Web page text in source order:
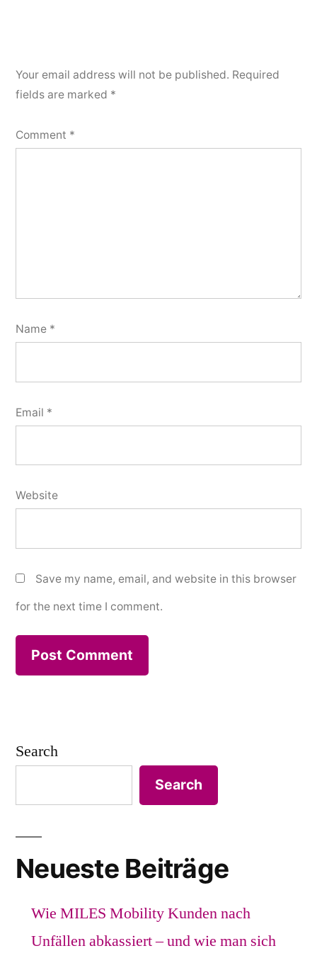
Your email address will not be published. Required
fields are marked *
Comment *
Name *
Email *
Website
Save my name, email, and website in this browser
for the next time I comment.
Search
Search
Neueste Beiträge
Wie MILES Mobility Kunden nach
Unfällen abkassiert – und wie man sich